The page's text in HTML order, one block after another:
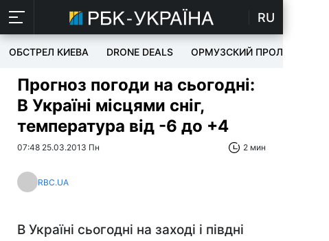
RU
ОБСТРЕЛ КИЕВА DRONE DEALS ОРМУЗСКИЙ ПРОЛИВ
Прогноз погоди на сьогодні:
В Україні місцями сніг,
температура від -6 до +4
07:48 25.03.2013 Пн 2 мин
RBC.UA
В Україні сьогодні на заході і півдні